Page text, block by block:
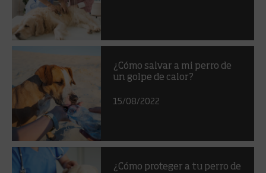
¿Cómo salvar a mi perro de
un golpe de calor?
15/08/2022
¿Cómo proteger a tu perro de